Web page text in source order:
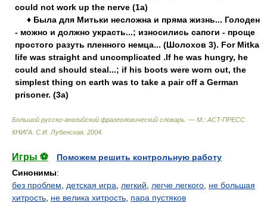
could not work up the nerve (1a)
♦ Была для Митьки несложна и пряма жизнь... Голоден
- можно и должно украсть...; износились сапоги - проще
простого разуть пленного немца... (Шолохов 3). For Mitka
life was straight and uncomplicated .If he was hungry, he
could and should steal...; if his boots were worn out, the
simplest thing on earth was to take a pair off a German
prisoner. (3a)
Большой русско-английский фразеологический словарь. — М.: ACT-ПРЕСС
КНИГА С.И. Лубенская 2004
Игры ⚽
Поможем решить контрольную работу
Синонимы:
без проблем
детская игра легкий легче легкого не большая
хитрость не велика хитрость пара пустяков